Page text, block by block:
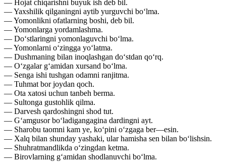
— Hojat chiqarishni buyuk ish deb bil.
— Yaxshilik qilganingni aytib yurguvchi bo‘lma.
— Yomonlikni ofatlarning boshi, deb bil.
— Yomonlarga yordamlashma.
— Do‘stlaringni yomonlaguvchi bo‘lma.
— Yomonlarni o‘zingga yo‘latma.
— Dushmaning bilan inoqlashgan do‘stdan qo‘rq.
— O‘zgalar g‘amidan xursand bo‘lma.
— Senga ishi tushgan odamni ranjitma.
— Tuhmat bor joydan qoch.
— Ota xatosi uchun tanbeh berma.
— Sultonga gustohlik qilma.
— Darvesh qardoshingni shod tut.
— G‘amgusor bo‘ladigangagina dardingni ayt.
— Sharobu taomni kam ye, ko‘pini o‘zgaga ber—esin.
— Xalq bilan shunday yashaki, ular hamisha sen bilan bo‘lishsin.
— Shuhratmandlikda o‘zingdan ketma.
— Birovlarning g‘amidan shodlanuvchi bo‘lma.